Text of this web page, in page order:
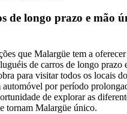
de longo prazo e mão
que Malargüe tem a
de carros de longo prazo
para visitar todos os locais
por período
de explorar as
tornam Malargüe único.